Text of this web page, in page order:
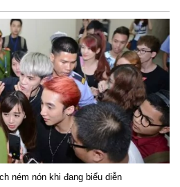
ném nón khi đang biểu diễn